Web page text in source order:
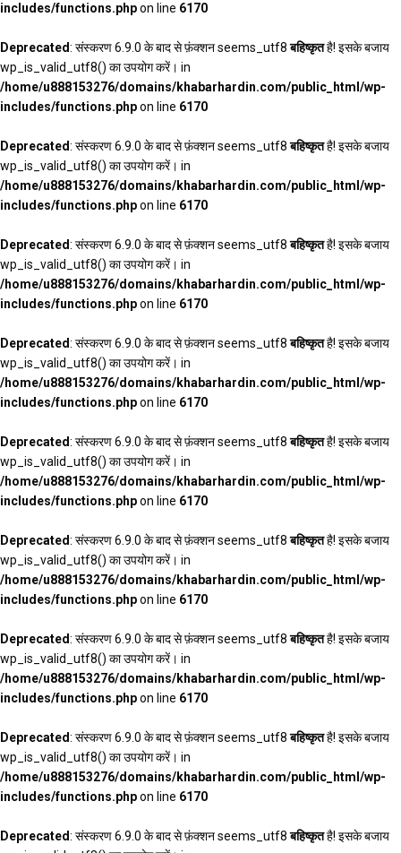
includes/functions.phpon line 6170
Deprecated: संस्करण 6.9.0 के बाद से फ़ंक्शन seems_utf8बहिष्कृतहै! इसके बजाय
wp_is_valid_utf8() का उपयोग करें। in
/home/u888153276/domains/khabarhardin.com/public_html/wp-
includes/functions.phpon line 6170
Deprecated: संस्करण 6.9.0 के बाद से फ़ंक्शन seems_utf8बहिष्कृतहै! इसके बजाय
wp_is_valid_utf8() का उपयोग करें। in
/home/u888153276/domains/khabarhardin.com/public_html/wp-
includes/functions.phpon line 6170
Deprecated: संस्करण 6.9.0 के बाद से फ़ंक्शन seems_utf8बहिष्कृतहै! इसके बजाय
wp_is_valid_utf8() का उपयोग करें। in
/home/u888153276/domains/khabarhardin.com/public_html/wp-
includes/functions.phpon line 6170
Deprecated: संस्करण 6.9.0 के बाद से फ़ंक्शन seems_utf8बहिष्कृतहै! इसके बजाय
wp_is_valid_utf8() का उपयोग करें। in
/home/u888153276/domains/khabarhardin.com/public_html/wp-
includes/functions.phpon line 6170
Deprecated: संस्करण 6.9.0 के बाद से फ़ंक्शन seems_utf8बहिष्कृतहै! इसके बजाय
wp_is_valid_utf8() का उपयोग करें। in
/home/u888153276/domains/khabarhardin.com/public_html/wp-
includes/functions.phpon line 6170
Deprecated: संस्करण 6.9.0 के बाद से फ़ंक्शन seems_utf8बहिष्कृतहै! इसके बजाय
wp_is_valid_utf8() का उपयोग करें। in
/home/u888153276/domains/khabarhardin.com/public_html/wp-
includes/functions.phpon line 6170
Deprecated: संस्करण 6.9.0 के बाद से फ़ंक्शन seems_utf8बहिष्कृतहै! इसके बजाय
wp_is_valid_utf8() का उपयोग करें। in
/home/u888153276/domains/khabarhardin.com/public_html/wp-
includes/functions.phpon line 6170
Deprecated: संस्करण 6.9.0 के बाद से फ़ंक्शन seems_utf8बहिष्कृतहै! इसके बजाय
wp_is_valid_utf8() का उपयोग करें। in
/home/u888153276/domains/khabarhardin.com/public_html/wp-
includes/functions.phpon line 6170
Deprecated: संस्करण 6.9.0 के बाद से फ़ंक्शन seems_utf8बहिष्कृतहै! इसके बजाय